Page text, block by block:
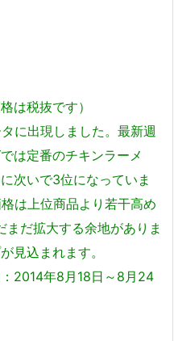
は税抜です）
に出現しました。最新週
は定番のチキンラーメ
次いで3位になっていま
は上位商品より若干高め
まだ拡大する余地がありま
見込まれます。
2014年8月18日～8月24